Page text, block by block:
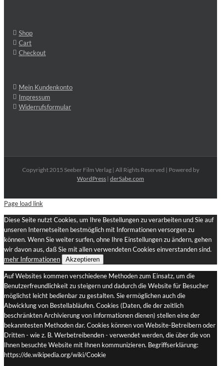
Shop
Cart
Checkout
Mein Kundenkonto
Impressum
Widerrufsformular
Copyright 2015 Seeber Film Verlag | All Rights Reserved | Powered by
WordPress | derSabe.com
Page load link
Diese Seite nutzt Cookies, um Ihre Bestellungen zu verarbeiten und Sie auf
unseren Internetseiten bestmöglich mit Informationen versorgen zu
können. Wenn Sie weiter surfen, ohne Ihre Einstellungen zu ändern, gehen
wir davon aus, daß Sie mit allen verwendeten Cookies einverstanden sind.
mehr Informationen
Akzeptieren
Auf Websites kommen verschiedene Methoden zum Einsatz, um die
Benutzerfreundlichkeit zu steigern und dadurch die Website für Besucher
möglichst leicht bedienbar zu gestalten. Sie ermöglichen auch die
Abwicklung von Bestellabläufen. Cookies (Daten, die der zeitlich
beschränkten Archivierung von Informationen dienen) stellen eine der
bekanntesten Methoden dar. Cookies können von Website-Betreibern oder
Dritten - wie z. B. Werbetreibenden - verwendet werden, die über die von
Ihnen besuchte Website mit Ihnen kommunizieren. Begriffserklärung:
https://de.wikipedia.org/wiki/Cookie